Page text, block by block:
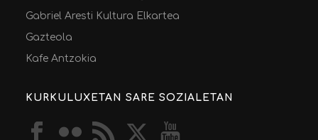
Gabriel Aresti Kultura Elkartea
Gazteola
Kafe Antzokia
KURKULUXETAN SARE SOZIALETAN